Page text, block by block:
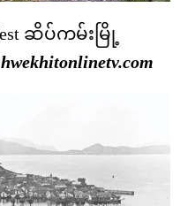
ဆိပ်ကမ်းမြို့